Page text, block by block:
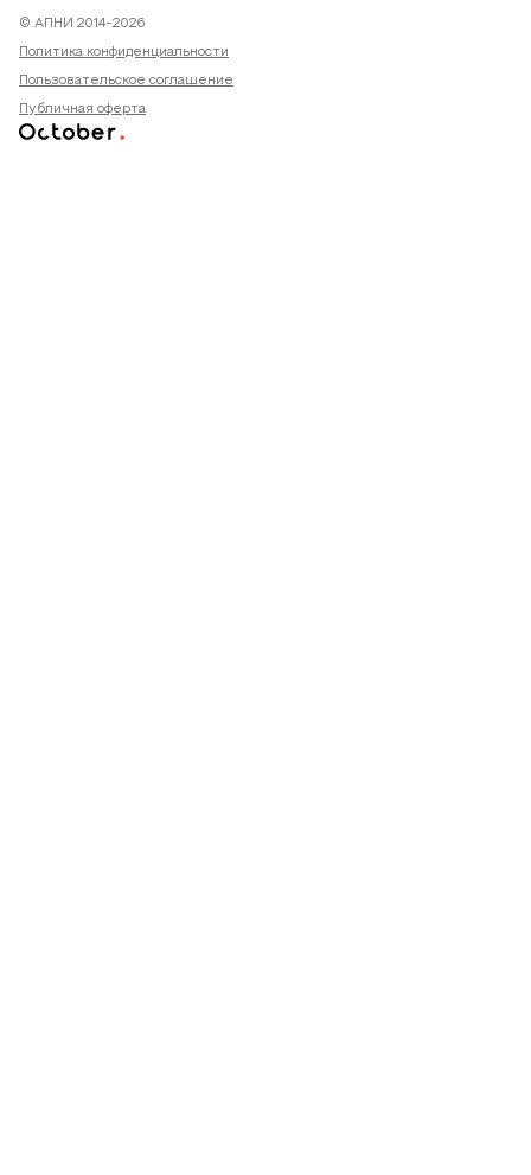
© АПНИ 2014-2026
Политика конфиденциальности
Пользовательское соглашение
Публичная оферта